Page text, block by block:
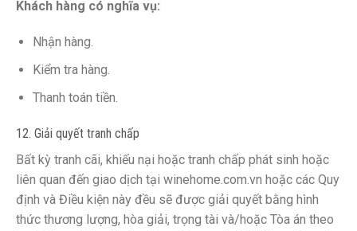
Khách hàng có nghĩa vụ:
Nhận hàng.
Kiểm tra hàng.
Thanh toán tiền.
12. Giải quyết tranh chấp
Bất kỳ tranh cãi, khiếu nại hoặc tranh chấp phát sinh hoặc
liên quan đến giao dịch tại winehome.com.vn hoặc các Quy
định và Điều kiện này đều sẽ được giải quyết bằng hình
thức thương lượng, hòa giải, trọng tài và/hoặc Tòa án theo